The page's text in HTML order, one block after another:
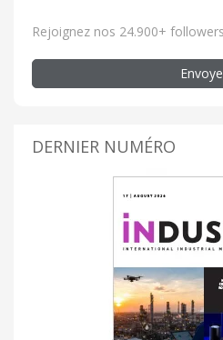
Rejoignez nos 24.900+
DERNIER NUMÉRO